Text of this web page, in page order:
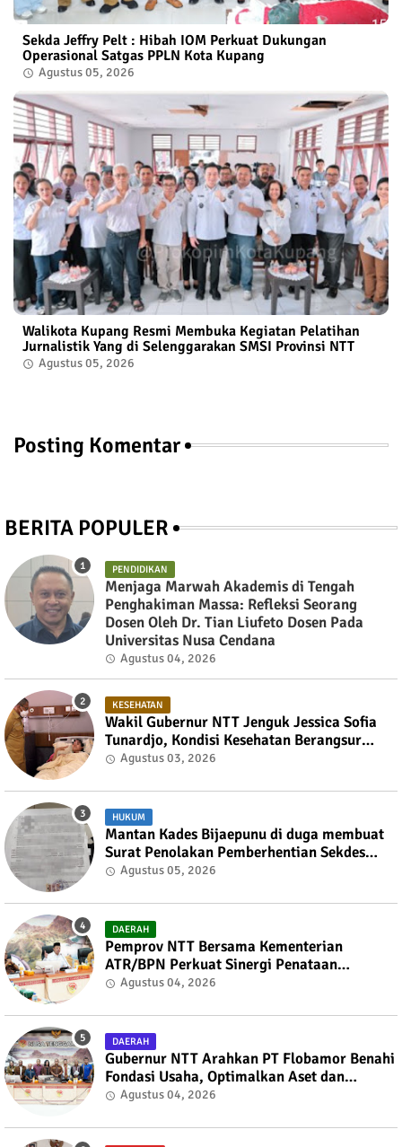
Sekda Jeffry Pelt : Hibah IOM Perkuat Dukungan
Operasional Satgas PPLN Kota Kupang
Agustus 05, 2026
Walikota Kupang Resmi Membuka Kegiatan Pelatihan
Jurnalistik Yang di Selenggarakan SMSI Provinsi NTT
Agustus 05, 2026
Posting Komentar
BERITA POPULER
PENDIDIKAN
Menjaga Marwah Akademis di Tengah
Penghakiman Massa: Refleksi Seorang
Dosen Oleh Dr. Tian Liufeto Dosen Pada
Universitas Nusa Cendana
Agustus 04, 2026
KESEHATAN
Wakil Gubernur NTT Jenguk Jessica Sofia
Tunardjo, Kondisi Kesehatan Berangsur
Membaik
Agustus 03, 2026
HUKUM
Mantan Kades Bijaepunu di duga membuat
Surat Penolakan Pemberhentian Sekdes
kepada Bupati TTS
Agustus 05, 2026
DAERAH
Pemprov NTT Bersama Kementerian
ATR/BPN Perkuat Sinergi Penataan
Pertanahan dan Tata Ruang
Agustus 04, 2026
DAERAH
Gubernur NTT Arahkan PT Flobamor Benahi
Fondasi Usaha, Optimalkan Aset dan
Ekspansi Bisnis
Agustus 04, 2026